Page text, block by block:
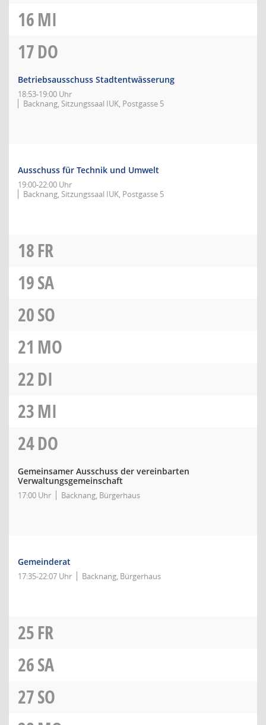
16MI
17DO
Betriebsausschuss Stadtentwässerung
18:53-19:00 Uhr
Backnang, Sitzungssaal IUK, Postgasse 5
Ausschuss für Technik und Umwelt
19:00-22:00 Uhr
Backnang, Sitzungssaal IUK, Postgasse 5
18FR
19SA
20SO
21 MO
22DI
23MI
24DO
Gemeinsamer Ausschuss der vereinbarten
Verwaltungsgemeinschaft
17:00 Uhr Backnang, Bürgerhaus
Gemeinderat
17:35-22:07 Uhr Backnang, Bürgerhaus
25FR
26SA
27SO